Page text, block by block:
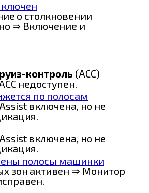
о столкновении
⇒ Включение и
контроль (ACC)
недоступен.
включена, но не
включена, но не
зон активен ⇒ Монитор